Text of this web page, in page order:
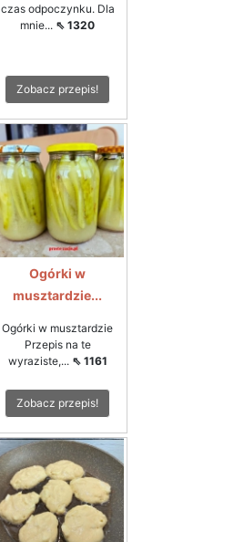
czas odpoczynku. Dla
mnie... ⇖ 1320
Zobacz przepis!
Ogórki w
musztardzie...
Ogórki w musztardzie
Przepis na te
wyraziste,... ⇖ 1161
Zobacz przepis!